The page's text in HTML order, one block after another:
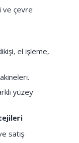
ve çevre
el işleme,
yüzey
satış